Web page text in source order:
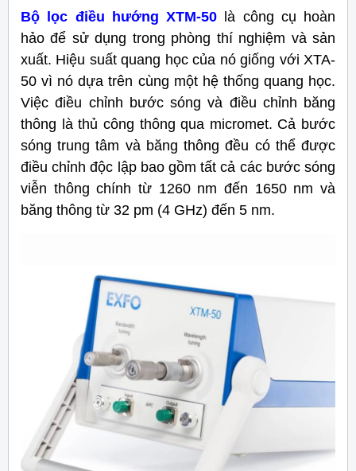
Bộ lọc điều hướng XTM-50 là công cụ hoàn
hảo để sử dụng trong phòng thí nghiệm và sản
xuất. Hiệu suất quang học của nó giống với XTA-
50 vì nó dựa trên cùng một hệ thống quang học.
Việc điều chỉnh bước sóng và điều chỉnh băng
thông là thủ công thông qua micromet. Cả bước
sóng trung tâm và băng thông đều có thể được
điều chỉnh độc lập bao gồm tất cả các bước sóng
viễn thông chính từ 1260 nm đến 1650 nm và
băng thông từ 32 pm (4 GHz) đến 5 nm.